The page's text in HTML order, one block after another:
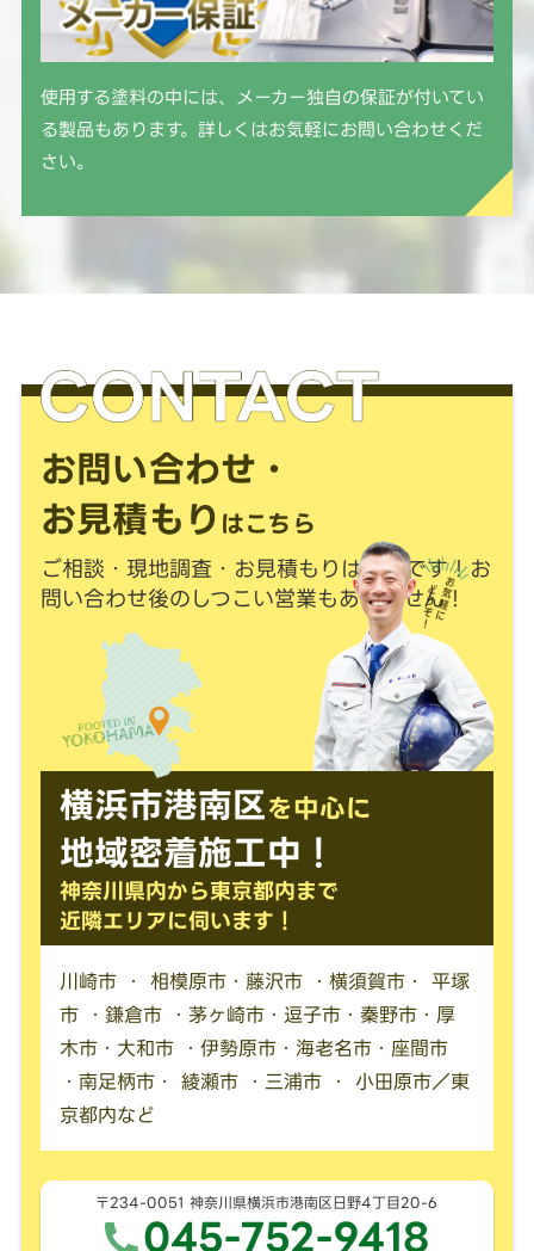
使用する塗料の中には、メーカー独自の保証が付いてい
る製品もあります。詳しくはお気軽にお問い合わせくだ
さい。
お問い合わせ・
お見積もり はこちら
ご相談・現地調査・お見積もりは無料です！ お
問い合わせ後のしつこい営業もありません！
横浜市港南区 を中心に
地域密着施工中！
神奈川県内から東京都内まで
近隣エリアに伺います！
川崎市 ・ 相模原市・藤沢市 ・横須賀市・ 平塚
市 ・鎌倉市 ・茅ヶ崎市・逗子市・秦野市・厚
木市・大和市 ・伊勢原市・海老名市・座間市
・南足柄市・ 綾瀬市 ・三浦市 ・ 小田原市／東
京都内など
〒234-0051 神奈川県横浜市港南区日野4丁目20-6
045-752-9418